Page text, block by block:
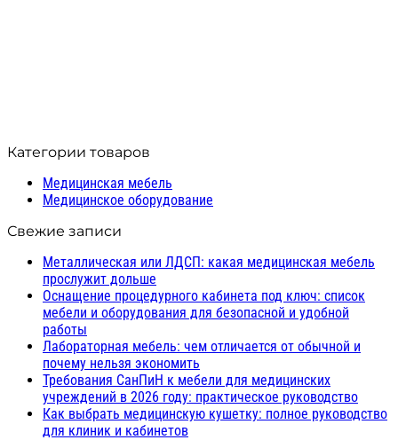
Категории товаров
Медицинская мебель
Медицинское оборудование
Свежие записи
Металлическая или ЛДСП: какая медицинская мебель
прослужит дольше
Оснащение процедурного кабинета под ключ: список
мебели и оборудования для безопасной и удобной
работы
Лабораторная мебель: чем отличается от обычной и
почему нельзя экономить
Требования СанПиН к мебели для медицинских
учреждений в 2026 году: практическое руководство
Как выбрать медицинскую кушетку: полное руководство
для клиник и кабинетов